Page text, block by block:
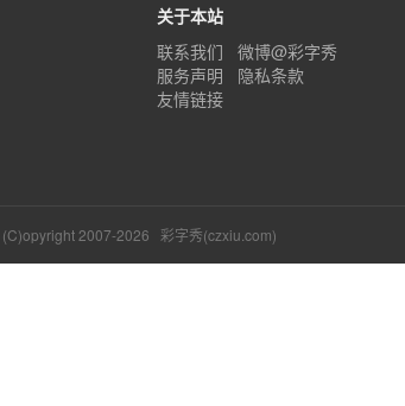
关于本站
联系我们
微博@彩字秀
服务声明
隐私条款
友情链接
(C)opyright 2007-2026 彩字秀(czxiu.com)